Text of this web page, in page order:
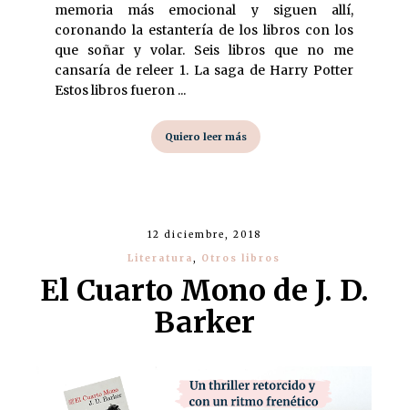
memoria más emocional y siguen allí,
coronando la estantería de los libros con los
que soñar y volar. Seis libros que no me
cansaría de releer 1. La saga de Harry Potter
Estos libros fueron ...
Quiero leer más
12 diciembre, 2018
Literatura, Otros libros
El Cuarto Mono de J. D.
Barker